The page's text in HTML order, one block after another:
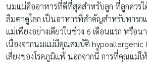
นมแม่คืออาหารที่ดีที่สุดสำหรับลูก ที่ลูกควร
ลืมตาดูโลก เป็นอาหารที่สำคัญสำหรับทารกแ
แม่เพียงอย่างเดียวในช่วง 6 เดือนแรก หรือ
เนื่องจากนมแม่มีคุณสมบัติ hypoallergenic
เสี่ยงของโรคภูมิแพ้ นอกจากนี้ การที่คุณแม่